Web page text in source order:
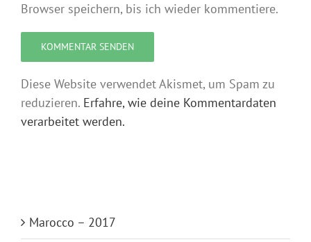
Browser speichern, bis ich wieder kommentiere.
Diese Website verwendet Akismet, um Spam zu
reduzieren. Erfahre, wie deine Kommentardaten
verarbeitet werden.
Marocco – 2017